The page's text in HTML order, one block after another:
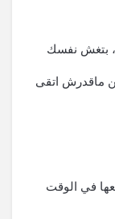
بتغش نفسك
ماقدرش اتقى
في الوقت